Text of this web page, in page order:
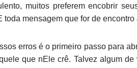
muitos preferem encobrir
mensagem que for de
erros é o primeiro passo para
que nEle crê. Talvez algum